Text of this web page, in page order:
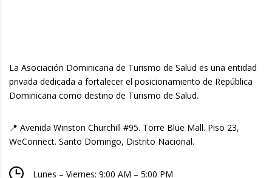
La Asociación Dominicana de Turismo de Salud es una entidad
privada dedicada a fortalecer el posicionamiento de República
Dominicana como destino de Turismo de Salud.
📍 Avenida Winston Churchill #95. Torre Blue Mall. Piso 23,
WeConnect. Santo Domingo, Distrito Nacional.
Lunes – Viernes: 9:00 AM – 5:00 PM